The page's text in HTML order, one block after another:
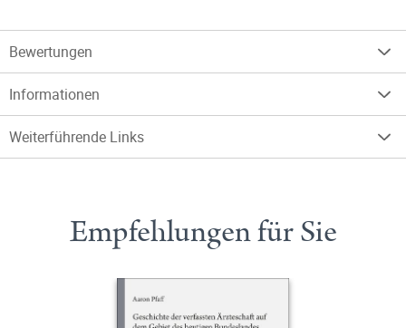
Bewertungen
Informationen
Weiterführende Links
Empfehlungen für Sie